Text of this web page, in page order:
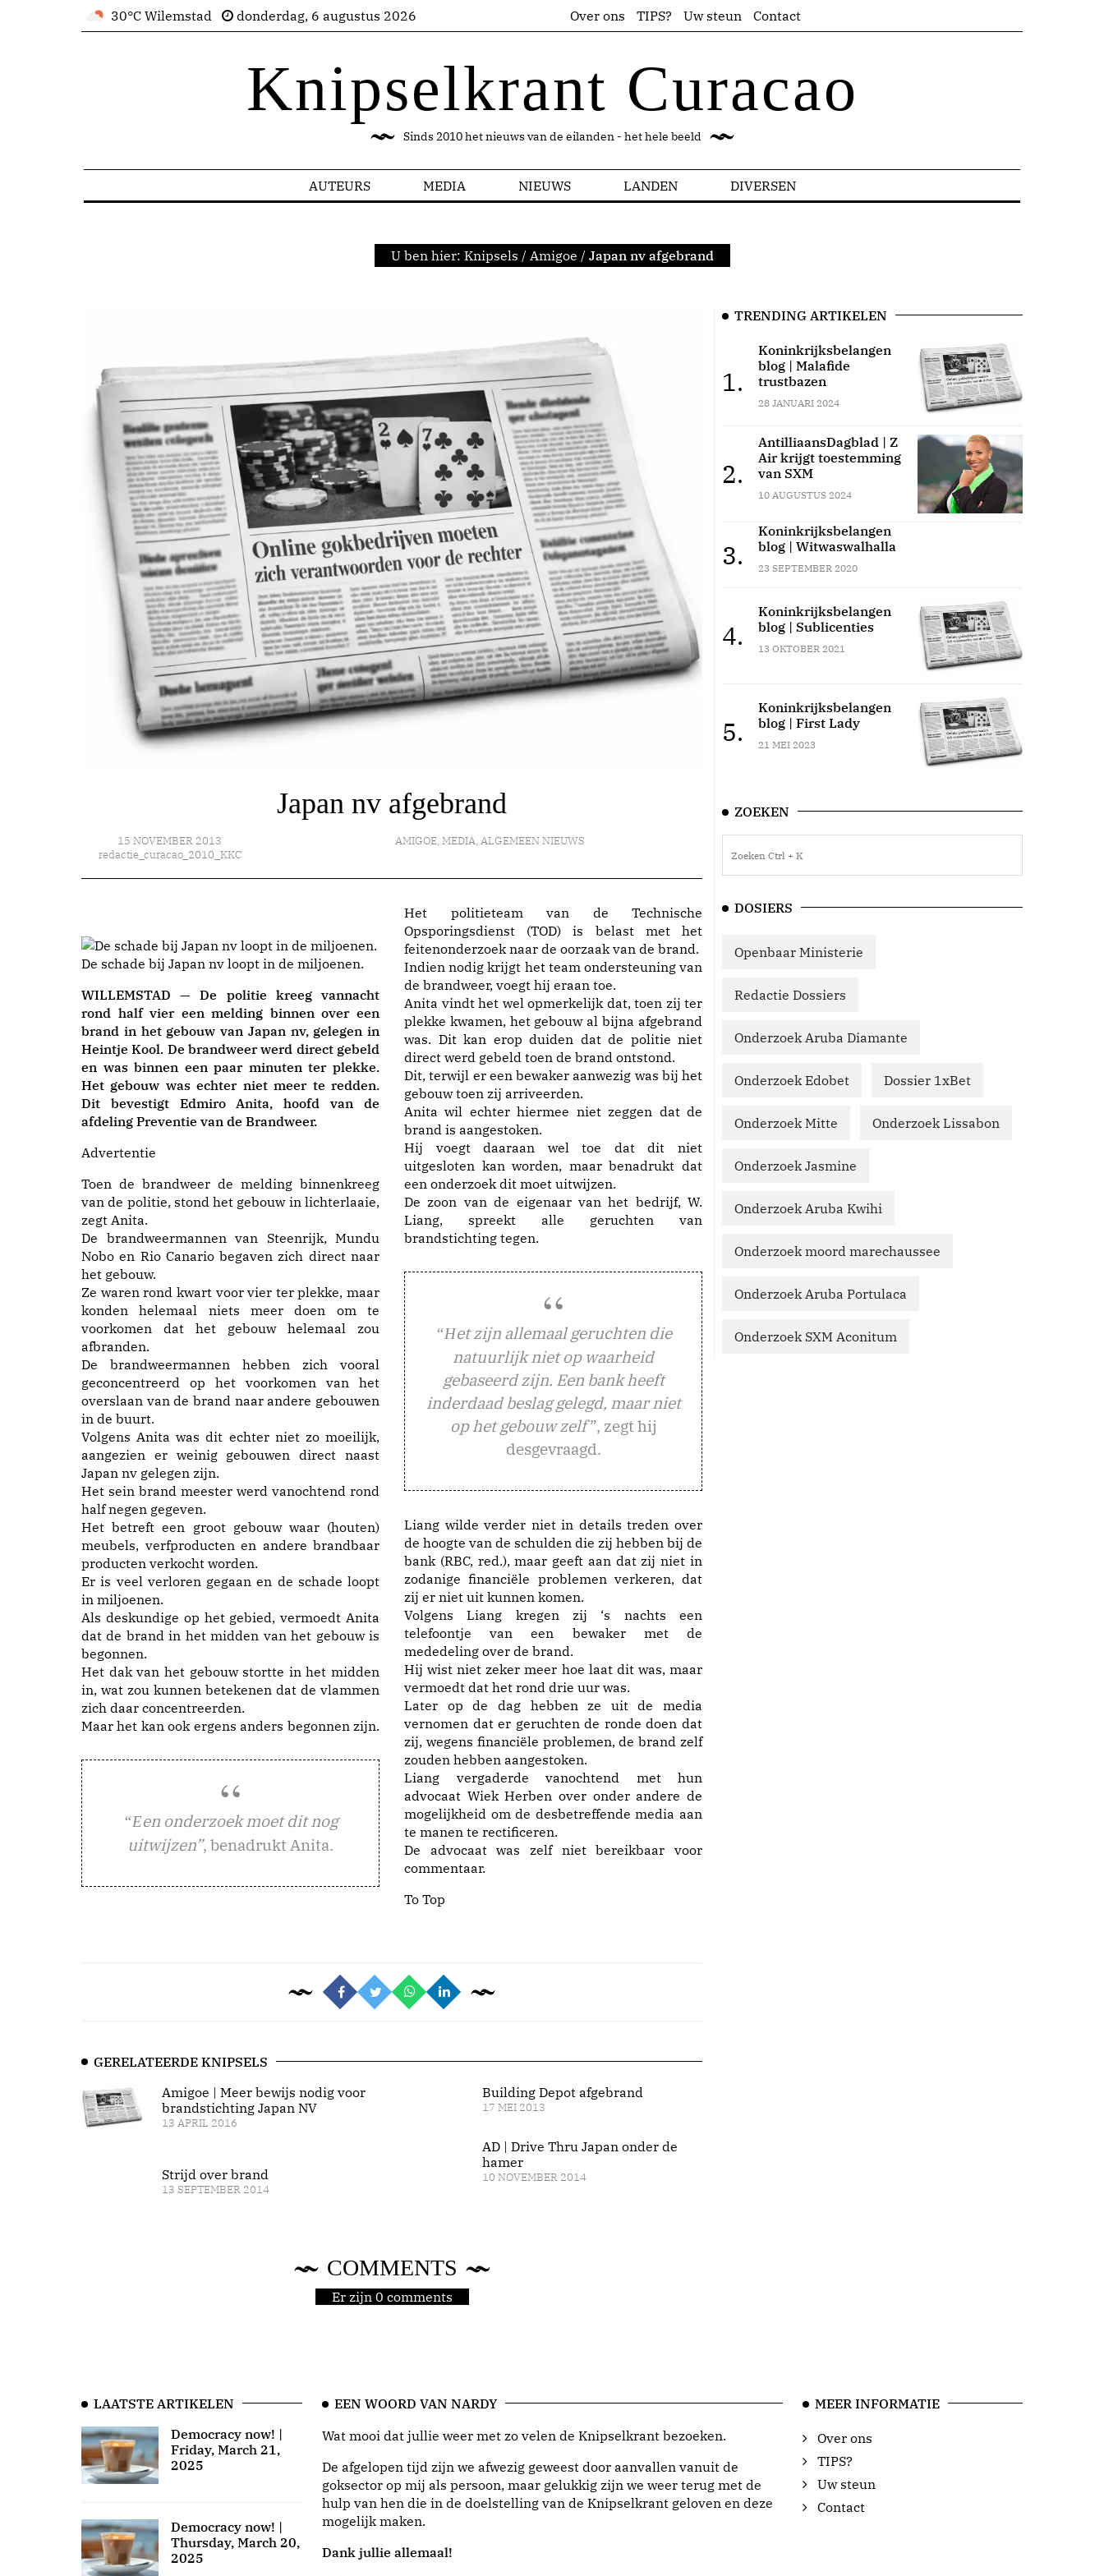
30°C Wilemstad donderdag, 6 augustus 2026 Over ons TIPS? Uw steun Contact
Knipselkrant Curacao
Sinds 2010 het nieuws van de eilanden - het hele beeld
AUTEURS MEDIA NIEUWS LANDEN DIVERSEN
U ben hier: Knipsels / Amigoe / Japan nv afgebrand
Japan nv afgebrand
15 NOVEMBER 2013
redactie_curacao_2010_KKC
AMIGOE,MEDIA,ALGEMEEN NIEUWS
De schade bij Japan nv loopt in de miljoenen.
WILLEMSTAD — De politie kreeg vannacht
rond half vier een melding binnen over een
brand in het gebouw van Japan nv, gelegen in
Heintje Kool. De brandweer werd direct gebeld
en was binnen een paar minuten ter plekke.
Het gebouw was echter niet meer te redden.
Dit bevestigt Edmiro Anita, hoofd van de
afdeling Preventie van de Brandweer.
Advertentie
Toen de brandweer de melding binnenkreeg
van de politie, stond het gebouw in lichterlaaie,
zegt Anita.
De brandweermannen van Steenrijk, Mundu
Nobo en Rio Canario begaven zich direct naar
het gebouw.
Ze waren rond kwart voor vier ter plekke, maar
konden helemaal niets meer doen om te
voorkomen dat het gebouw helemaal zou
afbranden.
De brandweermannen hebben zich vooral
geconcentreerd op het voorkomen van het
overslaan van de brand naar andere gebouwen
in de buurt.
Volgens Anita was dit echter niet zo moeilijk,
aangezien er weinig gebouwen direct naast
Japan nv gelegen zijn.
Het sein brand meester werd vanochtend rond
half negen gegeven.
Het betreft een groot gebouw waar (houten)
meubels, verfproducten en andere brandbaar
producten verkocht worden.
Er is veel verloren gegaan en de schade loopt
in miljoenen.
Als deskundige op het gebied, vermoedt Anita
dat de brand in het midden van het gebouw is
begonnen.
Het dak van het gebouw stortte in het midden
in, wat zou kunnen betekenen dat de vlammen
zich daar concentreerden.
Maar het kan ook ergens anders begonnen zijn.
“Een onderzoek moet dit nog
uitwijzen”, benadrukt Anita.
Het politieteam van de Technische
Opsporingsdienst (TOD) is belast met het
feitenonderzoek naar de oorzaak van de brand.
Indien nodig krijgt het team ondersteuning van
de brandweer, voegt hij eraan toe.
Anita vindt het wel opmerkelijk dat, toen zij ter
plekke kwamen, het gebouw al bijna afgebrand
was. Dit kan erop duiden dat de politie niet
direct werd gebeld toen de brand ontstond.
Dit, terwijl er een bewaker aanwezig was bij het
gebouw toen zij arriveerden.
Anita wil echter hiermee niet zeggen dat de
brand is aangestoken.
Hij voegt daaraan wel toe dat dit niet
uitgesloten kan worden, maar benadrukt dat
een onderzoek dit moet uitwijzen.
De zoon van de eigenaar van het bedrijf, W.
Liang, spreekt alle geruchten van
brandstichting tegen.
“Het zijn allemaal geruchten die
natuurlijk niet op waarheid
gebaseerd zijn. Een bank heeft
inderdaad beslag gelegd, maar niet
op het gebouw zelf”, zegt hij
desgevraagd.
Liang wilde verder niet in details treden over
de hoogte van de schulden die zij hebben bij de
bank (RBC, red.), maar geeft aan dat zij niet in
zodanige financiële problemen verkeren, dat
zij er niet uit kunnen komen.
Volgens Liang kregen zij ‘s nachts een
telefoontje van een bewaker met de
mededeling over de brand.
Hij wist niet zeker meer hoe laat dit was, maar
vermoedt dat het rond drie uur was.
Later op de dag hebben ze uit de media
vernomen dat er geruchten de ronde doen dat
zij, wegens financiële problemen, de brand zelf
zouden hebben aangestoken.
Liang vergaderde vanochtend met hun
advocaat Wiek Herben over onder andere de
mogelijkheid om de desbetreffende media aan
te manen te rectificeren.
De advocaat was zelf niet bereikbaar voor
commentaar.
To Top
GERELATEERDE KNIPSELS
Amigoe | Meer bewijs nodig voor
brandstichting Japan NV
13 APRIL 2016
Strijd over brand
13 SEPTEMBER 2014
Building Depot afgebrand
17 MEI 2013
AD | Drive Thru Japan onder de
hamer
10 NOVEMBER 2014
COMMENTS
Er zijn 0 comments
TRENDING ARTIKELEN
1.
Koninkrijksbelangen
blog | Malafide
trustbazen
28 JANUARI 2024
2.
AntilliaansDagblad | Z
Air krijgt toestemming
van SXM
10 AUGUSTUS 2024
3.
Koninkrijksbelangen
blog | Witwaswalhalla
23 SEPTEMBER 2020
4.
Koninkrijksbelangen
blog | Sublicenties
13 OKTOBER 2021
5.
Koninkrijksbelangen
blog | First Lady
21 MEI 2023
ZOEKEN
DOSIERS
Openbaar Ministerie
Redactie Dossiers
Onderzoek Aruba Diamante
Onderzoek Edobet Dossier 1xBet
Onderzoek Mitte Onderzoek Lissabon
Onderzoek Jasmine
Onderzoek Aruba Kwihi
Onderzoek moord marechaussee
Onderzoek Aruba Portulaca
Onderzoek SXM Aconitum
LAATSTE ARTIKELEN
Democracy now! |
Friday, March 21,
2025
Democracy now! |
Thursday, March 20,
2025
EEN WOORD VAN NARDY
Wat mooi dat jullie weer met zo velen de Knipselkrant bezoeken.
De afgelopen tijd zijn we afwezig geweest door aanvallen vanuit de
goksector op mij als persoon, maar gelukkig zijn we weer terug met de
hulp van hen die in de doelstelling van de Knipselkrant geloven en deze
mogelijk maken.
Dank jullie allemaal!
MEER INFORMATIE
Over ons
TIPS?
Uw steun
Contact